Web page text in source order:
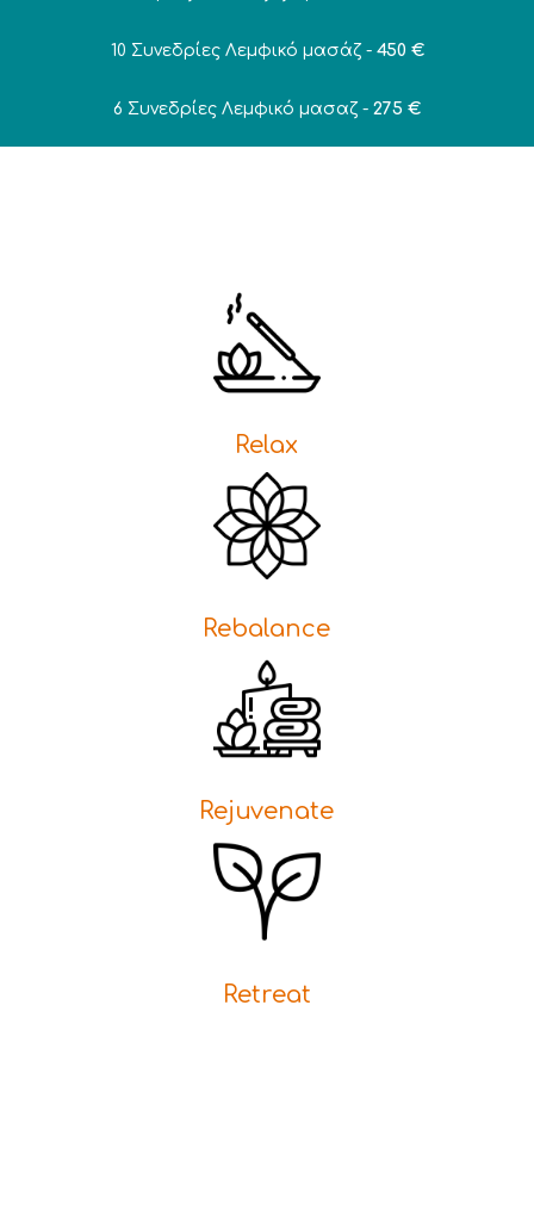
10 Συνεδρίες Λεμφικό μασάζ - 450 €
6 Συνεδρίες Λεμφικό μασαζ - 275 €
Relax
Rebalance
Rejuvenate
Retreat